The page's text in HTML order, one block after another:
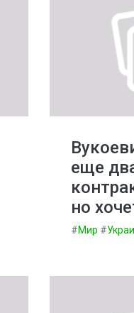
еще
но
#Мир #